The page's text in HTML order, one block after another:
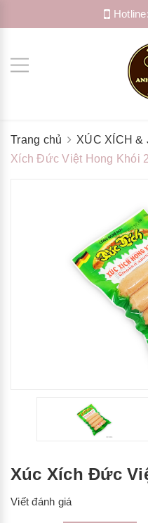
Trang chủ XÚC XÍCH &
Xích Đức Việt Hong Khói
Xúc Xích Đức
Viết đánh giá